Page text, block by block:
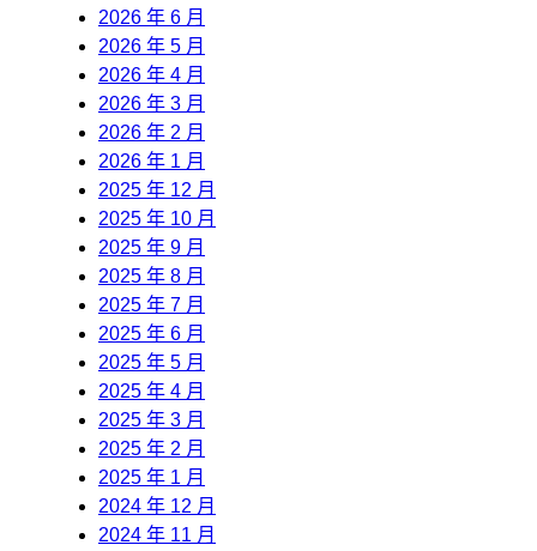
2026 年 6 月
2026 年 5 月
2026 年 4 月
2026 年 3 月
2026 年 2 月
2026 年 1 月
2025 年 12 月
2025 年 10 月
2025 年 9 月
2025 年 8 月
2025 年 7 月
2025 年 6 月
2025 年 5 月
2025 年 4 月
2025 年 3 月
2025 年 2 月
2025 年 1 月
2024 年 12 月
2024 年 11 月